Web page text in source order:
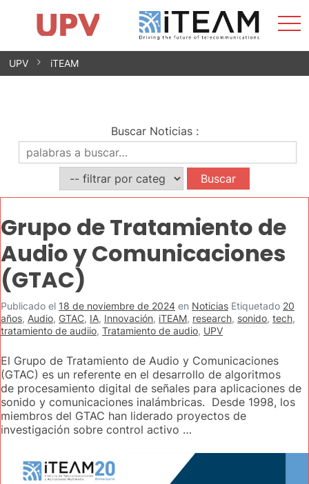
Saltar
Impacto
Grupos de investigación
Instalaciones
Spin-offs
Contacto
Prácticas
Noticias
Unidad de Igualdad
UPV iTEAM
Buscar Noticias:
Grupo de Tratamiento de
Audio y Comunicaciones
(GTAC)
Publicado el 18 de noviembre de 2024 en Noticias Etiquetado 20
años, Audio, GTAC, IA, Innovación, iTEAM, research, sonido, tech,
tratamiento de audiio, Tratamiento de audio, UPV
El Grupo de Tratamiento de Audio y Comunicaciones
(GTAC) es un referente en el desarrollo de algoritmos
de procesamiento digital de señales para aplicaciones de
sonido y comunicaciones inalámbricas. Desde 1998, los
miembros del GTAC han liderado proyectos de
investigación sobre control activo …